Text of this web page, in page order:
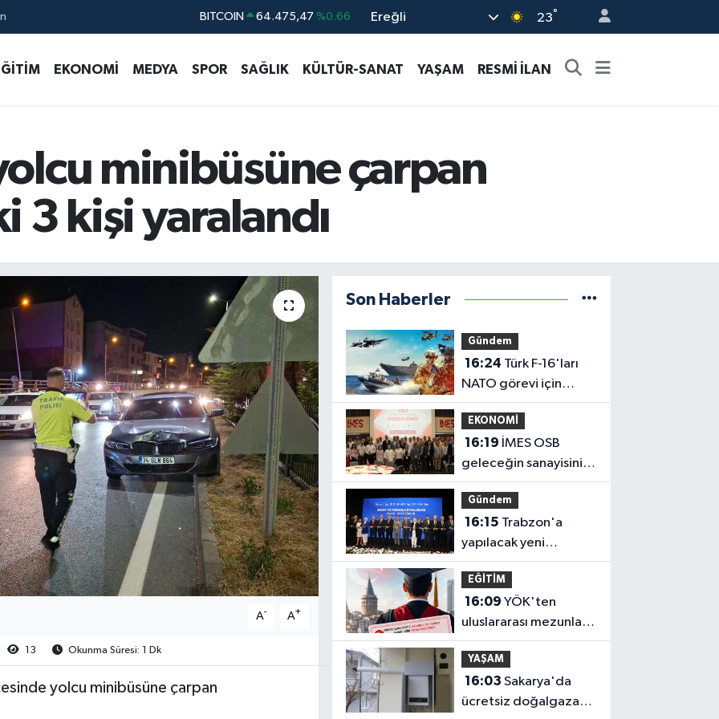
Ereğli 23°
EKONOMİ MEDYA SPOR SAĞLIK KÜLTÜR-SANAT YAŞAM RESMİ İLAN
minibüsüne çarpan
3 kişi yaralandı
A- A+
13 Okunma Süresi: 1 Dk
yolcu minibüsüne çarpan
Son Haberler
Gündem
16:24
NATO görevi için
Estonya'da... MSB yerli
savunma sistemleriyle
güçleniyor
EKONOMİ
16:19
geleceğin sanayisini
inşa ediyor! Sanayinin
geleceği İMES
OSB'de konuşuldu
Gündem
16:15
yapılacak yeni
yatırımlar imza altına
alındı
EĞİTİM
16:09 YÖK'ten
uluslararası mezunlara
ikamet kolaylığı... Süre
2 yıla kadar
uzatılabilecek
YAŞAM
16:03 Sakarya'da
ücretsiz doğalgaza